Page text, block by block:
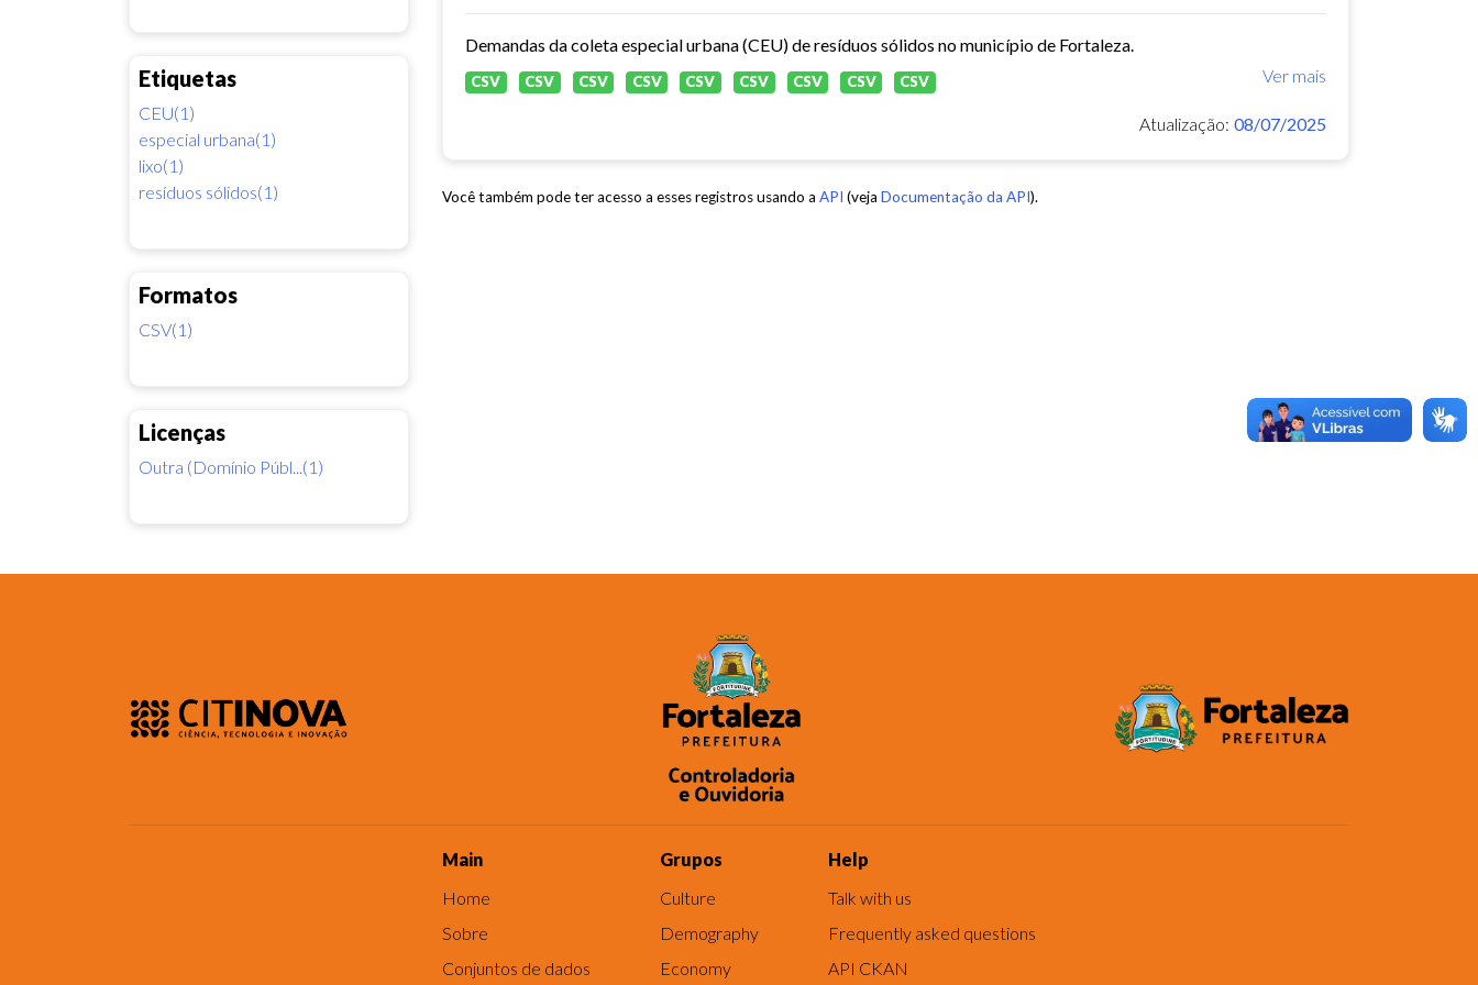
Etiquetas
CEU(1)
especial urbana(1)
lixo(1)
resíduos sólidos(1)
Formatos
CSV(1)
Licenças
Outra (Domínio Públ...(1)
Demandas da coleta especial urbana (CEU) de resíduos sólidos no município de Fortaleza.
Ver mais
CSV CSV CSV CSV CSV CSV CSV CSV CSV
Atualização: 08/07/2025
Você também pode ter acesso a esses registros usando a API (veja Documentação da API).
Main
Home
Sobre
Conjuntos de dados
Grupos
Culture
Demography
Economy
Help
Talk with us
Frequently asked questions
API CKAN